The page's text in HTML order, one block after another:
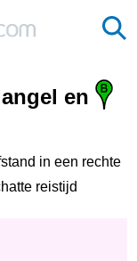
en
in een rechte
reistijd